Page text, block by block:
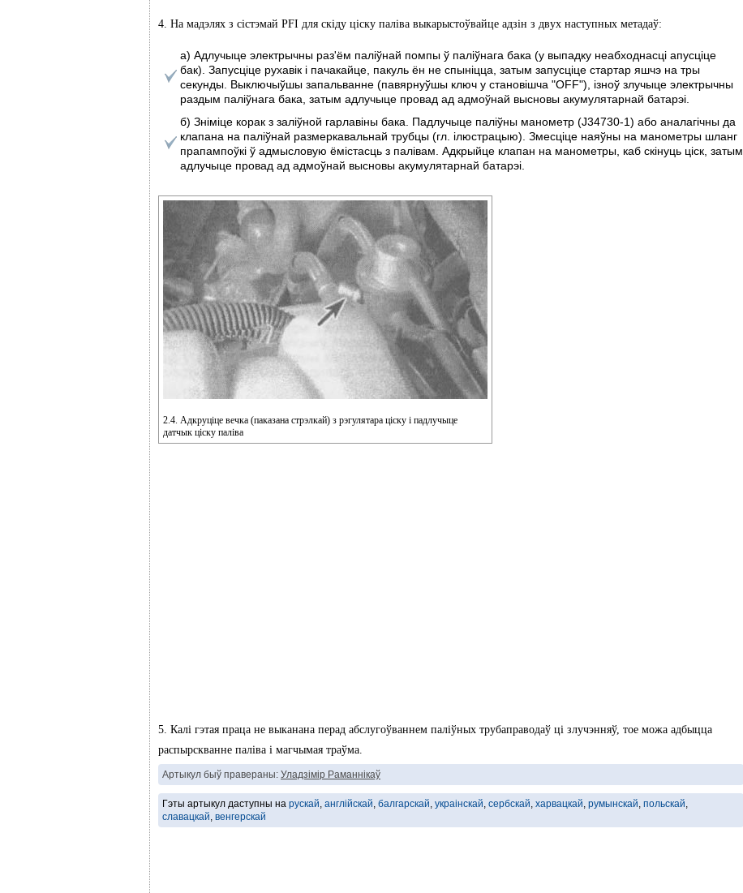
4. На мадэлях з сістэмай PFI для скіду ціску паліва выкарыстоўвайце адзін з двух наступных метадаў:
а) Адлучыце электрычны раз'ём паліўнай помпы ў паліўнага бака (у выпадку неабходнасці апусціце
бак). Запусціце рухавік і пачакайце, пакуль ён не спыніцца, затым запусціце стартар яшчэ на тры
секунды. Выключыўшы запальванне (павярнуўшы ключ у становішча "OFF"), ізноў злучыце электрычны
раздым паліўнага бака, затым адлучыце провад ад адмоўнай высновы акумулятарнай батарэі.
б) Зніміце корак з заліўной гарлавіны бака. Падлучыце паліўны манометр (J34730-1) або аналагічны да
клапана на паліўнай размеркавальнай трубцы (гл. ілюстрацыю). Змесціце наяўны на манометры шланг
прапампоўкі ў адмысловую ёмістасць з палівам. Адкрыйце клапан на манометры, каб скінуць ціск, затым
адлучыце провад ад адмоўнай высновы акумулятарнай батарэі.
2.4. Адкруціце вечка (паказана стрэлкай) з рэгулятара ціску і падлучыце
датчык ціску паліва
5. Калі гэтая праца не выканана перад абслугоўваннем паліўных трубаправодаў ці злучэнняў, тое можа адбыцца
распырскванне паліва і магчымая траўма.
Артыкул быў правераны: Уладзімір Раманнікаў
Гэты артыкул даступны на рускай, англійскай, балгарскай, украінскай, сербскай, харвацкай, румынскай, польскай,
славацкай, венгерскай